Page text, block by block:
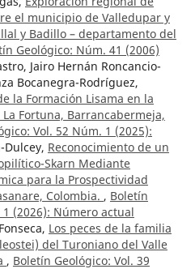
el municipio de Valledupar y
y Badillo – departamento del
Geológico: Núm. 41 (2006)
Jairo Hernán Roncancio-
Bocanegra-Rodríguez,
la Formación Lisama en la
Fortuna, Barrancabermeja,
Vol. 52 Núm. 1 (2025):
Reconocimiento de un
Skarn Mediante
para la Prospectividad
Colombia. , Boletín
(2026): ¨Número actual
Los peces de la familia
del Turoniano del Valle
, Boletín Geológico: Vol. 39